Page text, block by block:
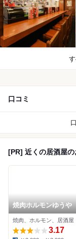
口コミ
[PR] 近くの居酒屋の
焼肉ホルモンゆうや
焼肉、ホルモン、居酒屋
3.17